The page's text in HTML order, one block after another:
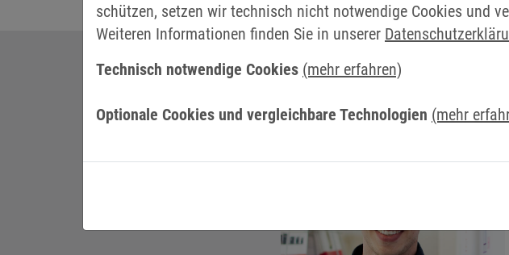
IHR
schützen, setzen wir technisch nicht notwendige Cookies und
Weiteren Informationen finden Sie in unserer
Technisch notwendige Cookies (mehr erfahren)
Optionale Cookies und vergleichbare Technologien (mehr